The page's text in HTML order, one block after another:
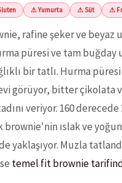
⚠ Yumurta ⚠ Süt ⚠
rafine şeker ve beyaz
püresi ve tam buğday
bir tatlı. Hurma
görüyor, bitter çikolata
veriyor. 160 derecede
brownie'nin ıslak ve
yaklaşıyor. Muzla
temel fit brownie